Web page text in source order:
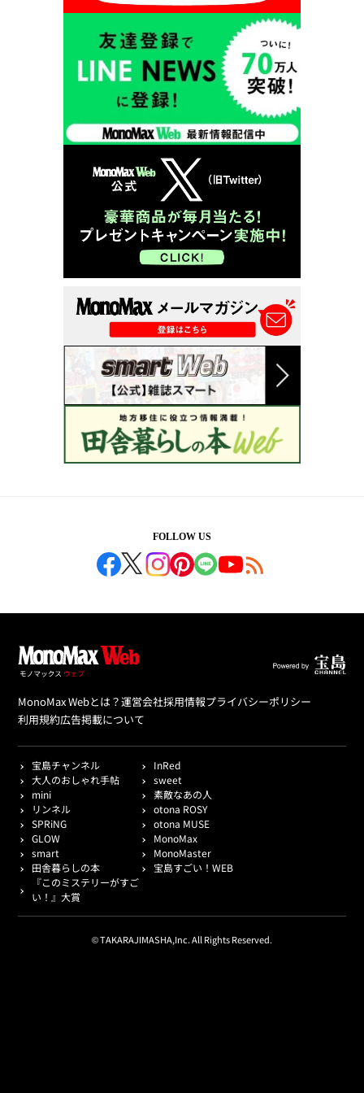
FOLLOW US
MonoMax Webとは？運営会社採用情報プライバシーポリシー
利用規約広告掲載について
宝島チャンネル
InRed
大人のおしゃれ手帖
sweet
mini
素敵なあの人
リンネル
otona ROSY
SPRiNG
otona MUSE
GLOW
MonoMax
smart
MonoMaster
田舎暮らしの本
宝島すごい！WEB
『このミステリーがすご
い！』大賞
© TAKARAJIMASHA,Inc. All Rights Reserved.